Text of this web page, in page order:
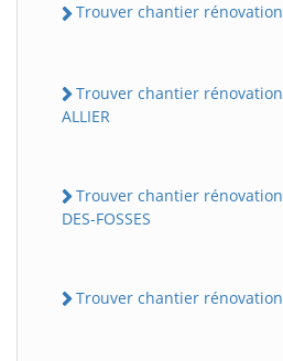
Trouver chantier rénovation
Trouver chantier rénovation
ALLIER
Trouver chantier rénovation
DES-FOSSES
Trouver chantier rénovation